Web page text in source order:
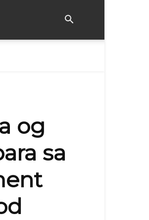
og
sa